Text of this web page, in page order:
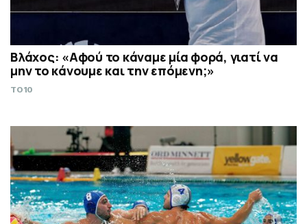
Βλάχος: «Αφού το κάναμε μία φορά, γιατί να
μην το κάνουμε και την επόμενη;»
TO10